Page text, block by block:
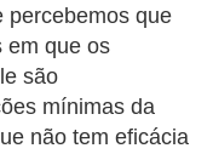
percebemos que
em que os
são
mínimas da
não tem eficácia